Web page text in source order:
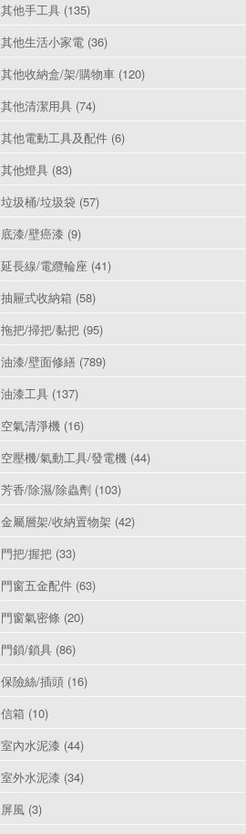
其他手工具 (135)
其他生活小家電 (36)
其他收納盒/架/購物車 (120)
其他清潔用具 (74)
其他電動工具及配件 (6)
其他燈具 (83)
垃圾桶/垃圾袋 (57)
底漆/壁癌漆 (9)
延長線/電纜輪座 (41)
抽屜式收納箱 (58)
拖把/掃把/黏把 (95)
油漆/壁面修繕 (789)
油漆工具 (137)
空氣清淨機 (16)
空壓機/氣動工具/發電機 (44)
芳香/除濕/除蟲劑 (103)
金屬層架/收納置物架 (42)
門把/握把 (33)
門窗五金配件 (63)
門窗氣密條 (20)
門鎖/鎖具 (86)
保險絲/插頭 (16)
信箱 (10)
室內水泥漆 (44)
室外水泥漆 (34)
屏風 (3)